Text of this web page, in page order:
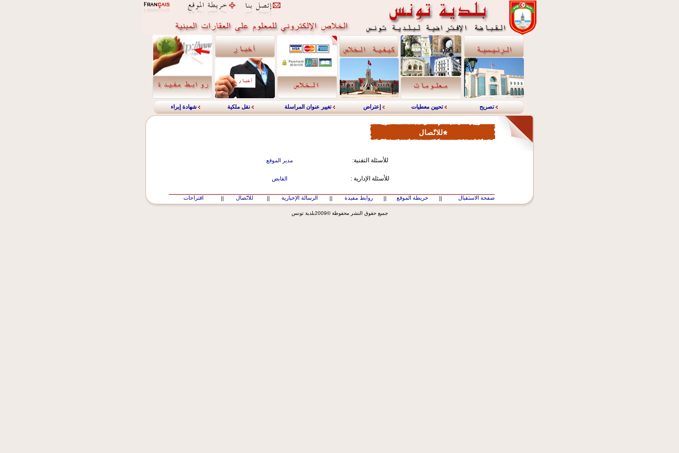
تصريح تحيين معطيات إعتراض تغيير عنوان المراسلة نقل ملكية شهادة إبراء
للاتّصال
مدير الموقع :للأسئلة التقنية
القابض : للأسئلة الإدارية
صفحة الاستقبال || خريطة الموقع || روابط مفيدة || الرسالة الإخبارية || للاتّصال || اقتراحات
جميع حقوق النشر محفوظة ©2009بلدية تونس